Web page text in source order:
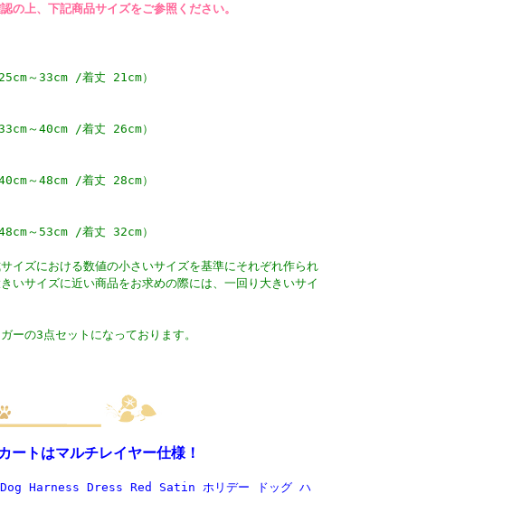
上、下記商品サイズをご参照ください。
～33cm /着丈 21cm）
～40cm /着丈 26cm）
～48cm /着丈 28cm）
～53cm /着丈 32cm）
イズにおける数値の小さいサイズを基準にそれぞれ作られ
いサイズに近い商品をお求めの際には、一回り大きいサイ
ーの3点セットになっております。
トはマルチレイヤー仕様！
Harness Dress Red Satin ホリデー ドッグ ハ